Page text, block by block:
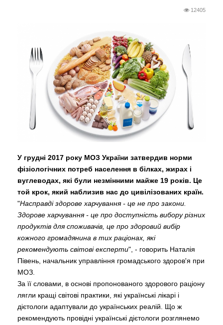
12405
У грудні 2017 року МОЗ України затвердив норми
фізіологічних потреб населення в білках, жирах і
вуглеводах, які були незмінними майже 19 років. Це
той крок, який наблизив нас до цивілізованих країн.
"Насправді здорове харчування - це не про закони.
Здорове харчування - це про доступність вибору різних
продуктів для споживачів, це про здоровий вибір
кожного громадянина в тих раціонах, які
рекомендують світові експерти", - говорить Наталія
Півень, начальник управління громадського здоров'я при
МОЗ.
За її словами, в основі пропонованого здорового раціону
лягли кращі світові практики, які українські лікарі і
дієтологи адаптували до українських реалій. Що ж
рекомендують провідні українські дієтологи розглянемо